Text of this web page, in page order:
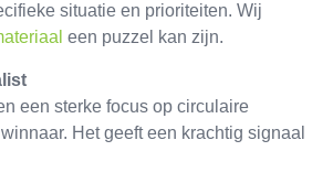
situatie en prioriteiten. Wij
een puzzel kan zijn.
een sterke focus op circulaire
Het geeft een krachtig signaal